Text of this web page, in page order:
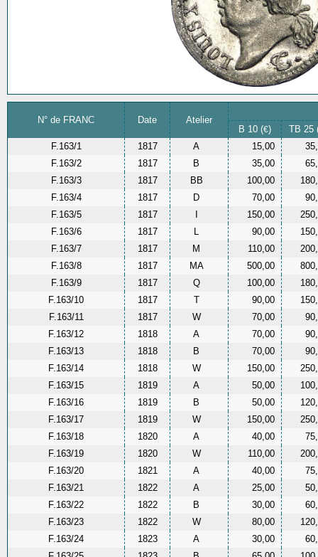
N° de FRANC Date
Atelier
B 10 (€)
TB 25
F.163/1
1817 A 15,00
F.163/2
1817 B 35,00
F.163/3
1817 BB 100,00
F.163/4
1817 D 70,00
F.163/5
1817 150,00
F.163/6
1817 L 90,00
F.163/7
1817 M 110,00
F.163/8
1817 MA 500,00
F.163/9
1817 Q 100,00
F.163/10
1817 T 90,00
F.163/11
1817 W 70,00
F.163/12
1818 A 70,00
F.163/13
1818 B 70,00
F.163/14
1818 W 150,00
F.163/15
1819 A 50,00
F.163/16
1819 B 50,00
F.163/17
1819 W 150,00
F.163/18
1820 A 40,00
F.163/19
1820 W 110,00
F.163/20
1821 A 40,00
F.163/21
1822 A 25,00
F.163/22
1822 B 30,00
F.163/23
1822 W 80,00
F.163/24
1823 A 30,00